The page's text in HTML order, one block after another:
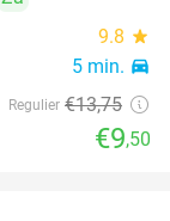
9.8 star
5 min. directions_car
Regulier €13,75
€9,50